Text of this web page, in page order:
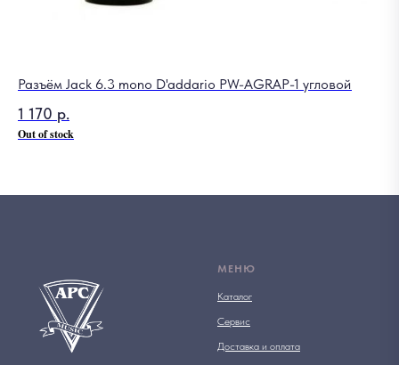
Разъём Jack 6.3 mono D'addario PW-AGRAP-1 угловой
1 170 р.
Out of stock
МЕНЮ
Каталог
Сервис
Доставка и оплата